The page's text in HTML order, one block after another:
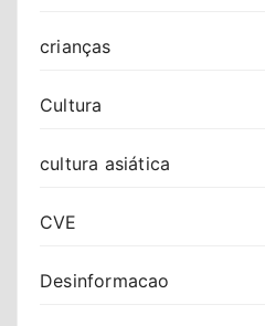
crianças
Cultura
cultura asiática
CVE
Desinformacao